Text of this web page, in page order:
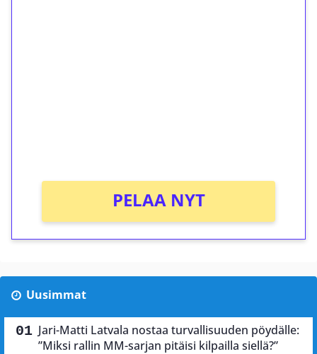
PELAA NYT
Uusimmat
Jari-Matti Latvala nostaa turvallisuuden pöydälle:
”Miksi rallin MM-sarjan pitäisi kilpailla siellä?”